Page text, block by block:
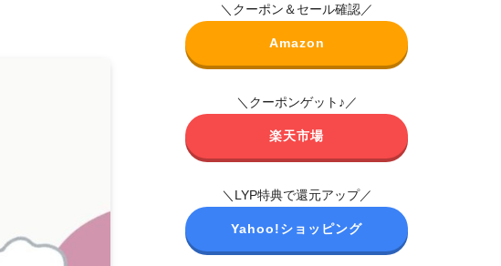
＼クーポン＆セール確認／
Amazon
＼クーポンゲット♪／
楽天市場
＼LYP特典で還元アップ／
Yahoo!ショッピング